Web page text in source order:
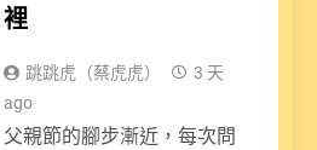
裡
跳跳虎（蔡虎虎）
3 天
ago
父親節的腳步漸近，每次問